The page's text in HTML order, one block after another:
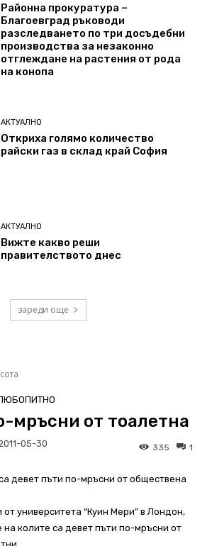
Районна прокуратура –
Благоевград ръководи
разследването по три досъдебни
производства за незаконно
отглеждане на растения от рода
на конопа
АКТУАЛНО
Откриха голямо количество
райски газ в склад край София
АКТУАЛНО
Вижте какво реши
правителството днес
зареди още